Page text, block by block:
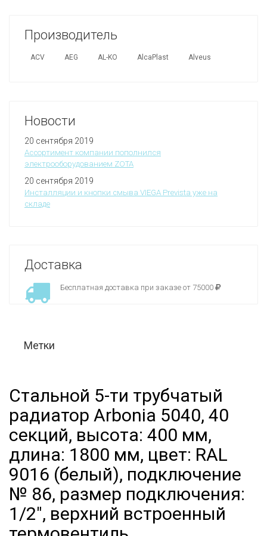
Производитель
ACV AEG AL-KO AlcaPlast Alveus
Новости
20 сентября 2019
Ассортимент компании пополнился
электрооборудованием ZOTA
20 сентября 2019
Инсталляции и кнопки смыва VIEGA Prevista уже на
складе
Доставка
Бесплатная доставка при заказе от 75000
Метки
Стальной 5-ти трубчатый
радиатор Arbonia 5040, 40
секций, высота: 400 мм,
длина: 1800 мм, цвет: RAL
9016 (белый), подключение
№ 86, размер подключения:
1/2", верхний встроенный